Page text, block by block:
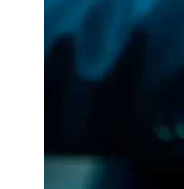
Hub de Negócios
Guia Comercial
Selo Verificado
Portal Educacional
Agenda de Vestibulares
Panorama Econômico